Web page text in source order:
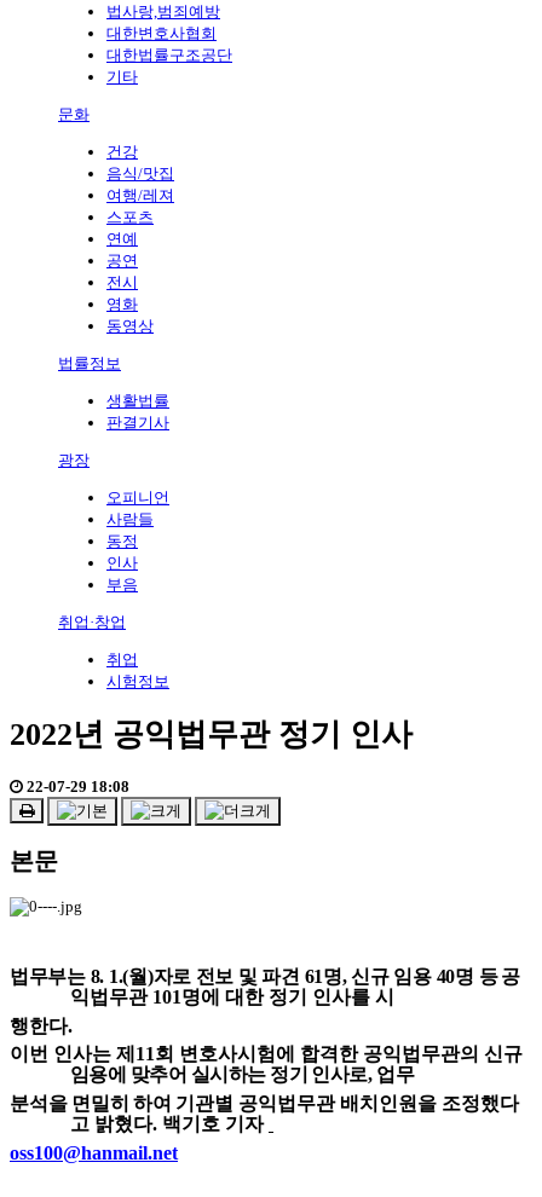
법사랑,범죄예방
대한변호사협회
대한법률구조공단
기타
문화
건강
음식/맛집
여행/레져
스포츠
연예
공연
전시
영화
동영상
법률정보
생활법률
판결기사
광장
오피니언
사람들
동정
인사
부음
취업·창업
취업
시험정보
2022년 공익법무관 정기 인사
22-07-29 18:08
본문
법무부는 8. 1.(월)자로 전보 및 파견 61명,신규 임용 40명 등 공
익법무관 101명에 대한 정기 인사를 시
행한다.
이번 인사는 제 11회 변호사시험에 합격한 공익법무관의 신규
임용에 맞추어 실시하는 정기 인사로, 업무
분석을 면밀히 하여 기관별 공익법무관 배치인원 을 조정했다
고 밝혔다. 백기호 기자
oss100@hanmail.net